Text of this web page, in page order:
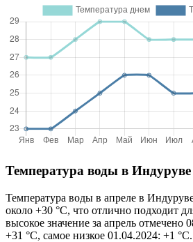
Температура воды в Индуруве
Температура воды в апреле в
около +30 °C, что отлично подходит
высокое значение за апрель отмечено
+31 °C, самое низкое 01.04.2024: +1 °C.